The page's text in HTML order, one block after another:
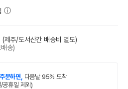
(제주/도서산간 배송비 별도)
송)
문하면, 다음날 95% 도착
공휴일 제외)